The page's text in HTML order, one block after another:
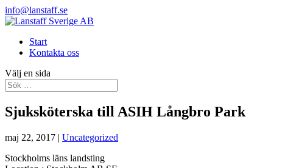
info@lanstaff.se
Start
Kontakta oss
Välj en sida
Sjuksköterska till ASIH Långbro Park
maj 22, 2017 | Uncategorized
Stockholms läns landsting